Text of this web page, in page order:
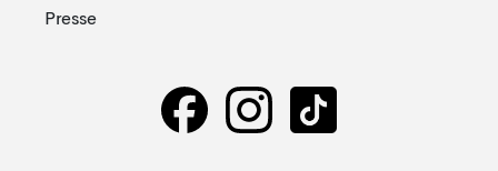
Presse